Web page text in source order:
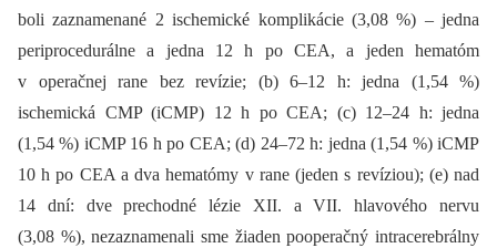
boli zaznamenané 2 ischemické komplikácie (3,08 %) –⁠ jedna
periprocedurálne a jedna 12 h po CEA, a jeden hematóm
v operačnej rane bez revízie; (b) 6–12 h: jedna (1,54 %)
ischemická CMP (iCMP) 12 h po CEA; (c) 12–24 h: jedna
(1,54 %) iCMP 16 h po CEA; (d) 24–72 h: jedna (1,54 %) iCMP
10 h po CEA a dva hematómy v rane (jeden s revíziou); (e) nad
14 dní: dve prechodné lézie XII. a VII. hlavového nervu
(3,08 %), nezaznamenali sme žiaden pooperačný intracerebrálny